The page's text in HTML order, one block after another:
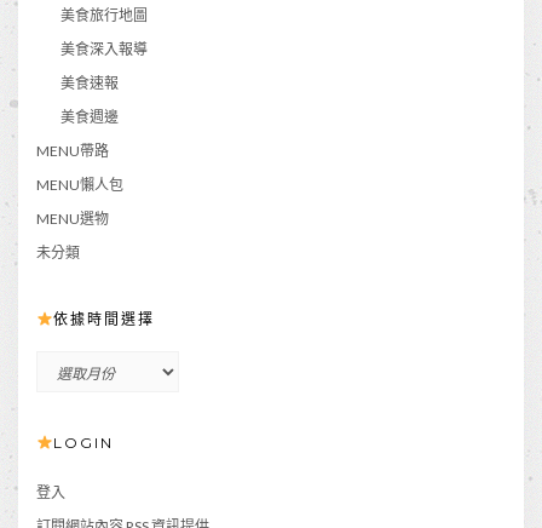
美食旅行地圖
美食深入報導
美食速報
美食週邊
MENU帶路
MENU懶人包
MENU選物
未分類
依據時間選擇
間
擇
LOGIN
登入